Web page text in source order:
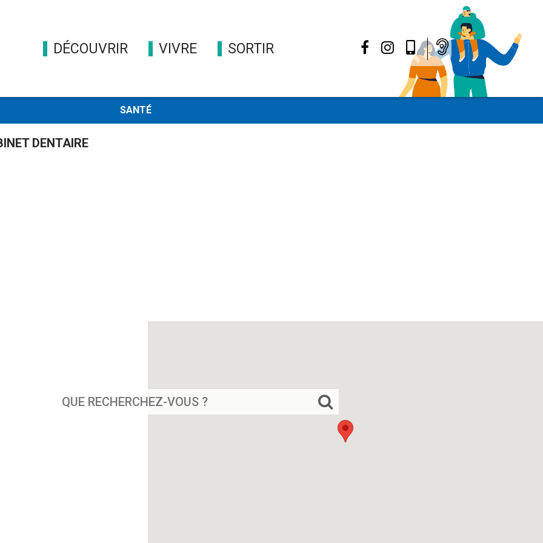
DÉCOUVRIR VIVRE SORTIR FacebookInstagram
Mon
Appli
SANTÉ
DENTAIRE